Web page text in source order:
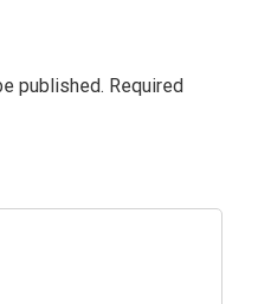
published. Required